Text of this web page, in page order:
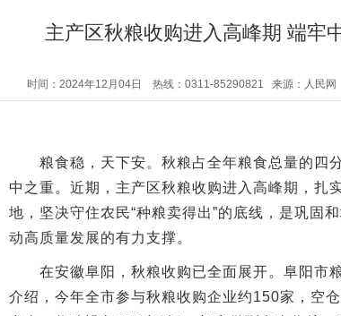
主产区秋粮收购进入高峰期 端牢
时间：2024年12月04日 热线：0311-85290821 来源：人民网
粮食稳，天下安。秋粮占全年粮食总量的四
中之重。近期，主产区秋粮收购进入高峰期，扎
地，坚决守住农民“种粮卖得出”的底线，是巩固
动高质量发展的有力支撑。
在安徽阜阳，秋粮收购已全面展开。阜阳市粮
介绍，今年全市参与秋粮收购企业约150家，空